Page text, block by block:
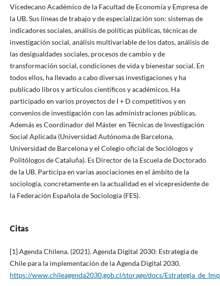
Vicedecano Académico de la Facultad de Economía y Empresa de
la UB. Sus líneas de trabajo y de especialización son: sistemas de
indicadores sociales, análisis de políticas públicas, técnicas de
investigación social, análisis multivariable de los datos, análisis de
las desigualdades sociales, procesos de cambio y de
transformación social, condiciones de vida y bienestar social. En
todos ellos, ha llevado a cabo diversas investigaciones y ha
publicado libros y artículos científicos y académicos. Ha
participado en varios proyectos de I + D competitivos y en
convenios de investigación con las administraciones públicas.
Además es Coordinador del Máster en Técnicas de Investigación
Social Aplicada (Universidad Autónoma de Barcelona, ​​
Universidad de Barcelona y el Colegio oficial de Sociólogos y
Politólogos de Cataluña). Es Director de la Escuela de Doctorado
de la UB. Participa en varias asociaciones en el ámbito de la
sociología, concretamente en la actualidad es el vicepresidente de
la Federación Española de Sociología (FES).
Citas
[1] Agenda Chilena. (2021). Agenda Digital 2030: Estrategia de
Chile para la implementación de la Agenda Digital 2030.
https://www.chileagenda2030.gob.cl/storage/docs/